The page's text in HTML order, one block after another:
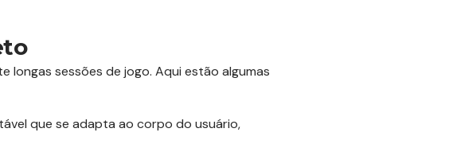
sessões de jogo. Aqui estão algumas
que se adapta ao corpo do usuário,